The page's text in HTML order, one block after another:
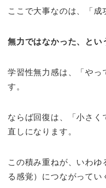
ここで大事なのは、「成
無力ではなかった、とい
学習性無力感は、「やっ
す。
ならば回復は、「小さく
直しになります。
この積み重ねが、いわゆ
る感覚）につながってい